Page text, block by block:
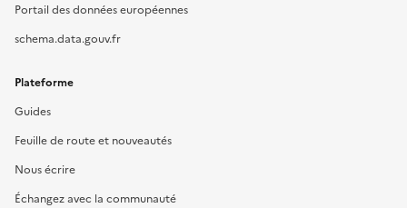
Portail des données européennes
schema.data.gouv.fr
Plateforme
Guides
Feuille de route et nouveautés
Nous écrire
Échangez avec la communauté